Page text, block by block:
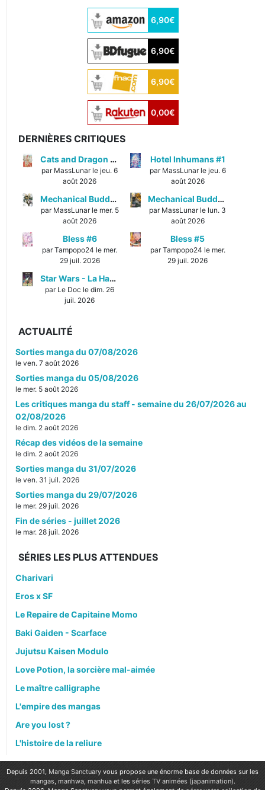
6,90€
6,90€
6,90€
0,00€
DERNIÈRES CRITIQUES
Cats and Dragon #3
par MassLunar le jeu. 6
août 2026
Hotel Inhumans #1
par MassLunar le jeu. 6
août 2026
Mechanical Buddy Universe #1
par MassLunar le mer. 5
août 2026
Mechanical Buddy Universe #0
par MassLunar le lun. 3
août 2026
Bless #6
par Tampopo24 le mer.
29 juil. 2026
Bless #5
par Tampopo24 le mer.
29 juil. 2026
Star Wars - La Haute République - Un équilibre fragile
par Le Doc le dim. 26
juil. 2026
ACTUALITÉ
Sorties manga du 07/08/2026
le ven. 7 août 2026
Sorties manga du 05/08/2026
le mer. 5 août 2026
Les critiques manga du staff - semaine du 26/07/2026 au
02/08/2026
le dim. 2 août 2026
Récap des vidéos de la semaine
le dim. 2 août 2026
Sorties manga du 31/07/2026
le ven. 31 juil. 2026
Sorties manga du 29/07/2026
le mer. 29 juil. 2026
Fin de séries - juillet 2026
le mar. 28 juil. 2026
SÉRIES LES PLUS ATTENDUES
Charivari
Eros x SF
Le Repaire de Capitaine Momo
Baki Gaiden - Scarface
Jujutsu Kaisen Modulo
Love Potion, la sorcière mal-aimée
Le maître calligraphe
L'empire des mangas
Are you lost ?
L'histoire de la reliure
Depuis 2001, Manga Sanctuary vous propose une énorme base de données sur les
mangas, manhwa, manhuaet les séries TV animées (japanimation).